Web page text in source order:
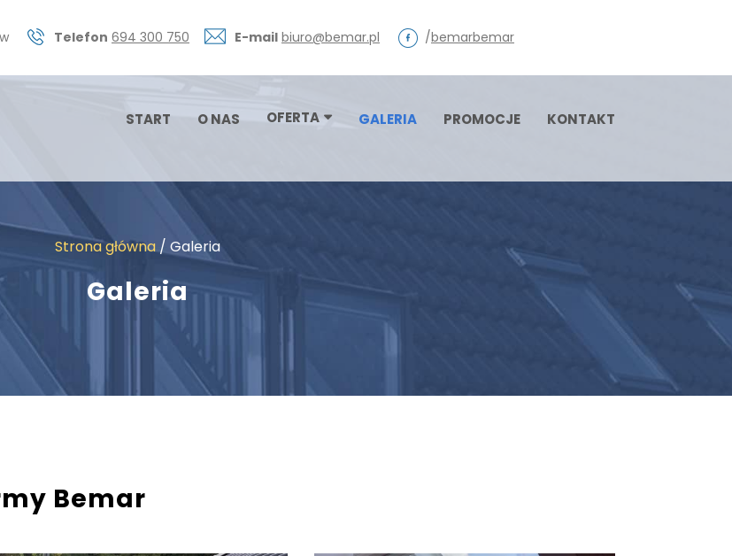
Telefon 694 300 750 E-mail biuro@bemar.pl /bemarbemar
START O NAS OFERTA GALERIA PROMOCJE KONTAKT
Strona główna/ Galeria
Galeria
Bemar